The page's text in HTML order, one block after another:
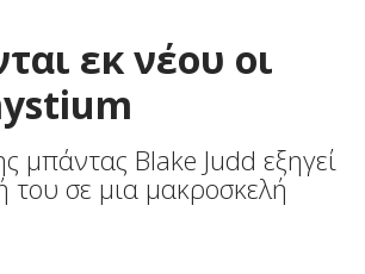
εκ νέου οι
μπάντας Blake Judd εξηγεί
σε μια μακροσκελή